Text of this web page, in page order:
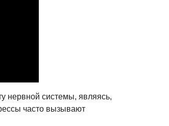
нервной системы, являясь,
часто вызывают